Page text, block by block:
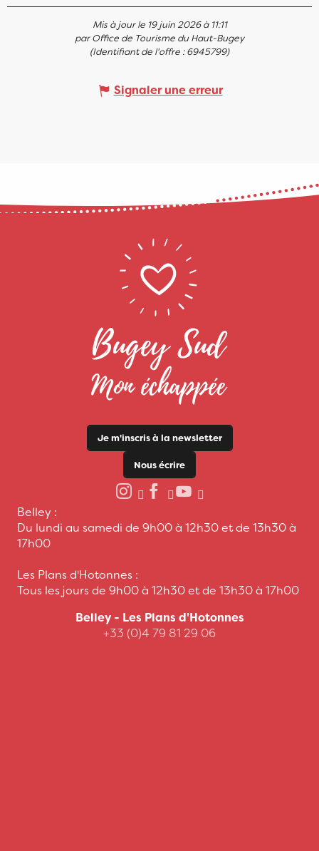
Mis à jour le 19 juin 2026 à 11:11
par Office de Tourisme du Haut-Bugey
(Identifiant de l'offre :6945799)
Signaler une erreur
Je m'inscris à la newsletter
Nous écrire
Belley :
Du lundi au samedi de 9h00 à 12h30 et de 13h30 à
17h00
Les Plans d'Hotonnes :
Tous les jours de 9h00 à 12h30 et de 13h30 à 17h00
Belley - Les Plans d'Hotonnes
+33 (0)4 79 81 29 06